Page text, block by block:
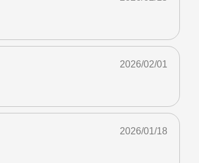
2026/02/01
2026/01/18